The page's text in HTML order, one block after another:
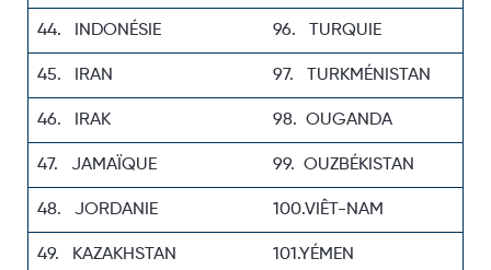
44. INDONÉSIE 96. TURQUIE
45. IRAN 97. TURKMÉNISTAN
46. IRAK 98. OUGANDA
47. JAMAÏQUE 99. OUZBÉKISTAN
48. JORDANIE 100.VIÊT-NAM
49. KAZAKHSTAN 101.YÉMEN